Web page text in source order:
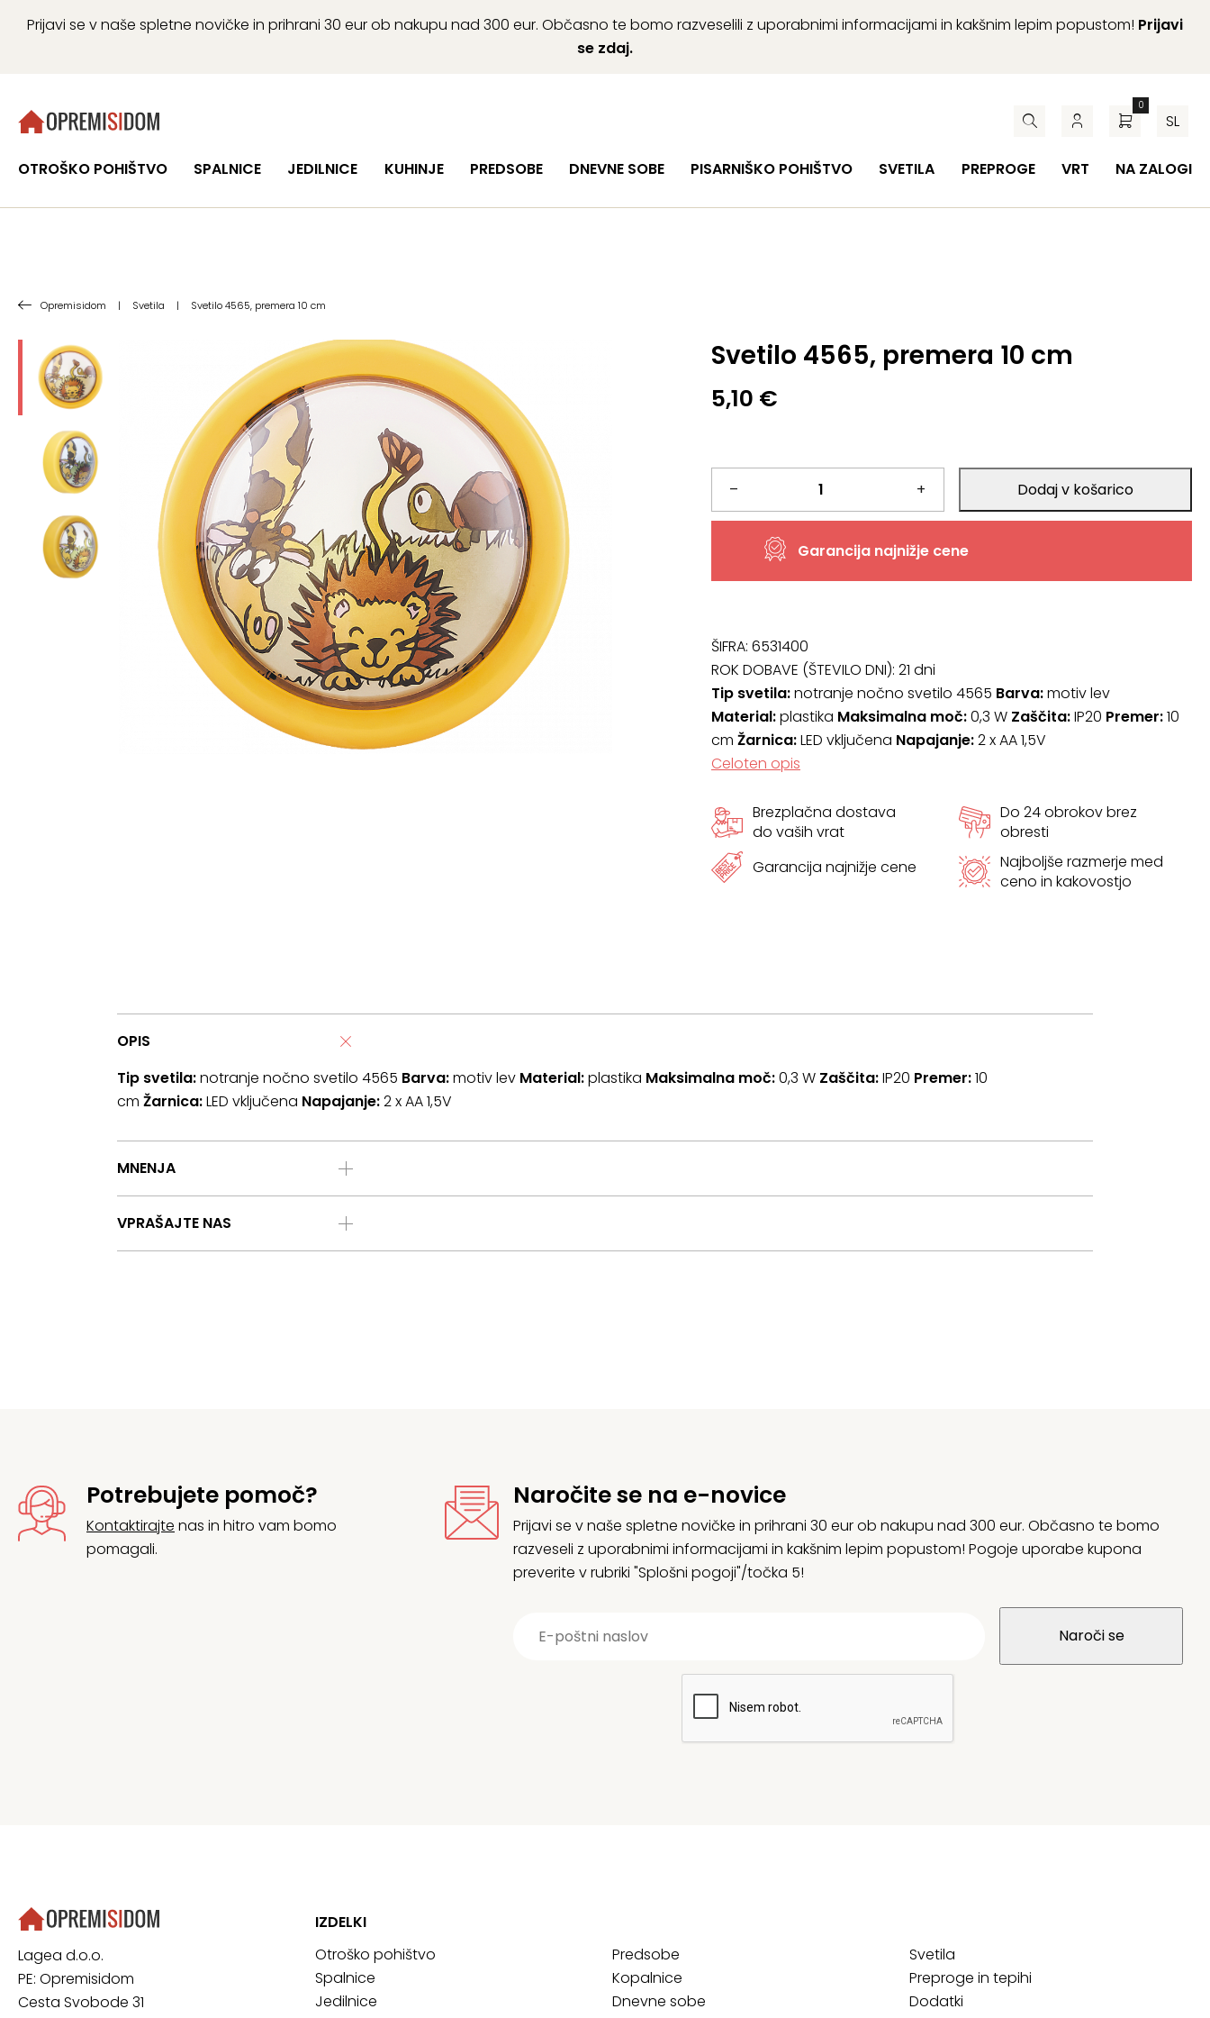
Prijavi se v naše spletne novičke in prihrani 30 eur ob nakupu nad 300 eur. Občasno te bomo razveselili z uporabnimi informacijami in kakšnim lepim popustom! Prijavi
se zdaj.
0
SL
OTROŠKO POHIŠTVO SPALNICE JEDILNICE KUHINJE PREDSOBE DNEVNE SOBE PISARNIŠKO POHIŠTVO SVETILA PREPROGE VRT NA ZALOGI
Opremisidom | Svetila | Svetilo 4565, premera 10 cm
Svetilo 4565, premera 10 cm
5,10 €
–
Svetilo
4565,
premera
cm
količina
+ Dodaj v košarico
Garancija najnižje cene
ŠIFRA: 6531400
ROK DOBAVE (ŠTEVILO DNI): 21 dni
Tip svetila:notranje nočno svetilo 4565 Barva:motiv lev
Material:plastika Maksimalna moč:0,3 W Zaščita:IP20 Premer:10
cm Žarnica:LED vključena Napajanje:2 x AA 1,5V
Celoten opis
Brezplačna dostava
do vaših vrat
Do 24 obrokov brez
obresti
Garancija najnižje cene
Najboljše razmerje med
ceno in kakovostjo
OPIS
Tip svetila:notranje nočno svetilo 4565 Barva:motiv lev Material:plastika Maksimalna moč:0,3 W Zaščita:IP20 Premer:10
cm Žarnica:LED vključena Napajanje:2 x AA 1,5V
MNENJA
VPRAŠAJTE NAS
Potrebujete pomoč?
Kontaktirajte nas in hitro vam bomo
pomagali.
Naročite se na e-novice
Prijavi se v naše spletne novičke in prihrani 30 eur ob nakupu nad 300 eur. Občasno te bomo
razveseli z uporabnimi informacijami in kakšnim lepim popustom! Pogoje uporabe kupona
preverite v rubriki "Splošni pogoji"/točka 5!
Lagea d.o.o.
PE: Opremisidom
Cesta Svobode 31
IZDELKI
Otroško pohištvo
Spalnice
Jedilnice
Predsobe
Kopalnice
Dnevne sobe
Svetila
Preproge in tepihi
Dodatki